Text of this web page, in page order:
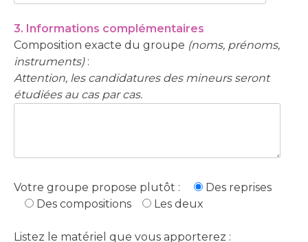
3. Informations complémentaires
Composition exacte du groupe (noms, prénoms,
instruments):
Attention, les candidatures des mineurs seront
étudiées au cas par cas.
Votre groupe propose plutôt :
Des reprises
Des compositions
Les deux
Listez le matériel que vous apporterez :